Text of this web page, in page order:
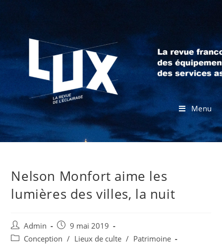
Menu
Nelson Monfort aime les
lumières des villes, la nuit
Admin
9 mai 2019
Conception / Lieux de culte / Patrimoine